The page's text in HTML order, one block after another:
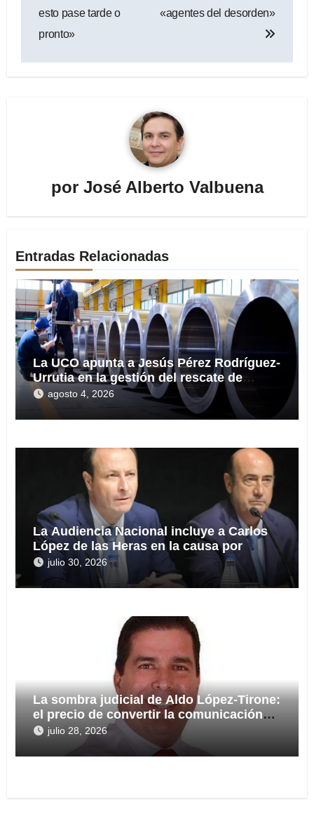
esto pase tarde o
pronto»
«agentes del desorden»
por José Alberto Valbuena
Entradas Relacionadas
La UCO apunta a Jesús Pérez Rodríguez-
Urrutia en la gestión del rescate de
Tubos Reunidos
agosto 4, 2026
La Audiencia Nacional incluye a Carlos
López de las Heras en la causa por
presuntas irregularidades en el rescate
de 112,8 millones a Tubos Reunidos
julio 30, 2026
La sombra judicial de Aldo López-Tirone:
el precio de convertir la comunicación
en arma
julio 28, 2026